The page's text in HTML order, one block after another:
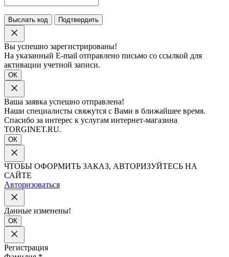
Выслать код Подтвердить
Вы успешно зарегистрированы!
На указанный E-mail отправлено письмо со ссылкой для
активации учетной записи.
ОК
Ваша заявка успешно отправлена!
Наши специалисты свяжутся с Вами в ближайшее время.
Спасибо за интерес к услугам интернет-магазина
TORGINET.RU.
ОК
ЧТОБЫ ОФОРМИТЬ ЗАКАЗ, АВТОРИЗУЙТЕСЬ НА
САЙТЕ
Авторизоваться
Данные изменены!
ОК
Регистрация